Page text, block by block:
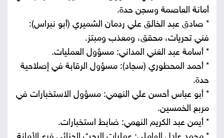
أمانة العاصمة وسجن حدة.
* صادق عبد الخالق علي ردمان الشميري (أبو نبراس):
فني تحريات، محقق، ومعذب ومبتز.
* أسامة عبد الغني المداني: مسؤول العمليات.
* أحمد المحطوري (سجاد): مسؤول الرقابة في إصلاحية
حدة.
* أبو عباس أحسن علي النهمي: مسؤول الاستخبارات في
مربع الخمسين.
* أيمن عبد الكريم النهمي: ضابط استخبارات.